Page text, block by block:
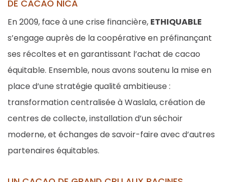
DE CACAO NICA
En 2009, face à une crise financière, ETHIQUABLE
s’engage auprès de la coopérative en préfinançant
ses récoltes et en garantissant l’achat de cacao
équitable. Ensemble, nous avons soutenu la mise en
place d’une stratégie qualité ambitieuse :
transformation centralisée à Waslala, création de
centres de collecte, installation d’un séchoir
moderne, et échanges de savoir-faire avec d’autres
partenaires équitables.